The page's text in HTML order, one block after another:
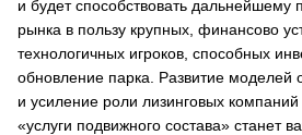
и будет способствовать
рынка в пользу крупных, финансово
технологичных игроков, способных
обновление парка. Развитие моделей
и усиление роли лизинговых компаний
«услуги подвижного состава» станет